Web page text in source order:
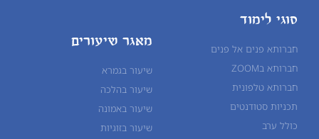
סוגי לימוד
חברותא פנים אל פנים
חברותא בZOOM
חברותא טלפונית
תכניות סטודנטים
כולל ערב
מאגר שיעורים
שיעור בגמרא
שיעור בהלכה
שיעור באמונה
שיעור בזוגיות